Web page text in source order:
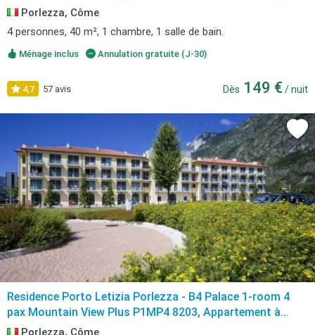
4
Porlezza, Côme
4 personnes, 40 m², 1 chambre, 1 salle de bain.
Ménage inclus Annulation gratuite (J-30)
4,7 57 avis Dès 149 € / nuit
Residence Porto Letizia Porlezza - B4 Palace 1-room 4
pax Mountain View Plus P1MP4 8203, Appartement à
Porlezza avec vue sur la montagne
Porlezza, Côme